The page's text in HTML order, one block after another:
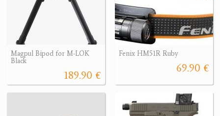
Magpul Bipod for M-LOK
Black
189.90 €
Fenix HM51R Ruby
69.90 €